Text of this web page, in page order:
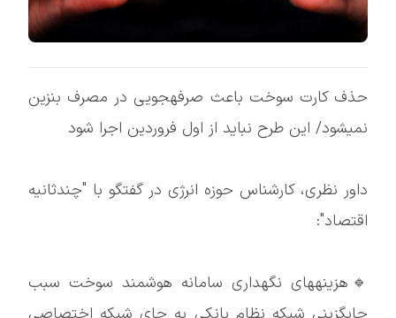
حذف کارت سوخت باعث صرفهجویی در مصرف بنزین
نمیشود/ این طرح نباید از اول فروردین اجرا شود
داور نظری، کارشناس حوزه انرژی در گفتگو با "چندثانیه
اقتصاد":
🔹هزینههای نگهداری سامانه هوشمند سوخت سبب